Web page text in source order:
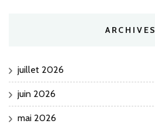
ARCHIVES
juillet 2026
juin 2026
mai 2026